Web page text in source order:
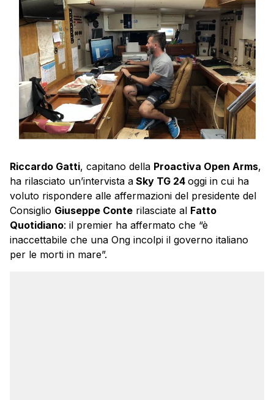
Riccardo Gatti, capitano della Proactiva Open Arms,
ha rilasciato un’intervista a Sky TG 24 oggi in cui ha
voluto rispondere alle affermazioni del presidente del
Consiglio Giuseppe Conte rilasciate al Fatto
Quotidiano: il premier ha affermato che “è
inaccettabile che una Ong incolpi il governo italiano
per le morti in mare”.